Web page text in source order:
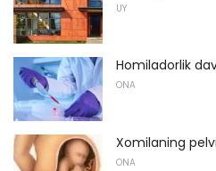
UY
Homiladorlik
ONA
Xomilaning
ONA